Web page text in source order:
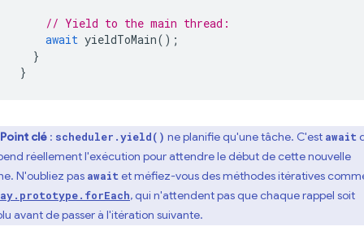
// Yield to the main thread:
await yieldToMain();
}
}
Point clé : scheduler.yield() ne planifie qu'une tâche. C'est await
réellement l'exécution pour attendre le début de cette nouvelle
N'oubliez pas await et méfiez-vous des méthodes itératives
, qui n'attendent pas que chaque rappel soit
avant de passer à l'itération suivante.